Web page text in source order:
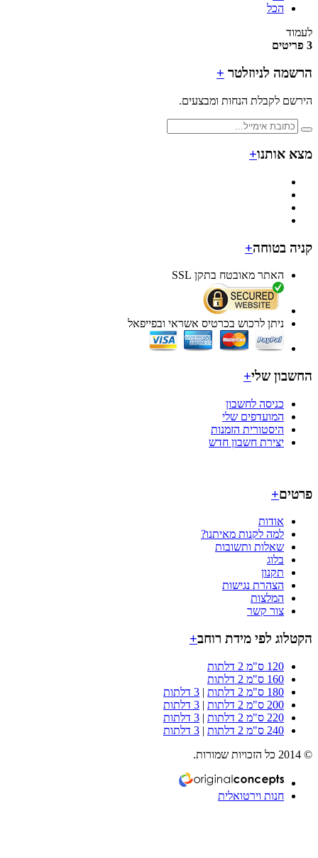
הכל
לניוזלטר+
לקבלת הנחות ומבצעים.
אותנו+
בטוחה+
האתר מאובטח בתקן SSL
ניתן לרכוש בכרטיס אשראי ובפייפאל
שלי+
כניסה לחשבון
המועדפים שלי
היסטורית הזמנות
יצירת חשבון חדש
+
אודות
למה לקנות מאיתנו?
שאלות ותשובות
בלוג
תקנון
הצהרת נגישות
המלצות
צור קשר
לפי מידת רוחב +
120 ס"מ 2 דלתות
160 ס"מ 2 דלתות
180 ס"מ 2 דלתות
|3 דלתות
200 ס"מ 2 דלתות
|3 דלתות
220 ס"מ 2 דלתות
|3 דלתות
240 ס"מ 2 דלתות
|3 דלתות
חנות וירטואלית